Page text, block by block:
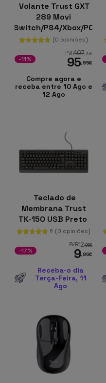
Volante Trust GXT
289 Movi
Switch/PS4/Xbox/PC
Pedais incluídos
(0 opiniões)
PVR107,75€
95,95€
-11%
Compre agora e
receba entre 10 Ago e
12 Ago
Teclado de
Membrana Trust
TK-150 USB Preto
6 (0 opiniões)
PVR12,05€
9,95€
-17%
Receba-o dia
Terça-Feira, 11
Ago